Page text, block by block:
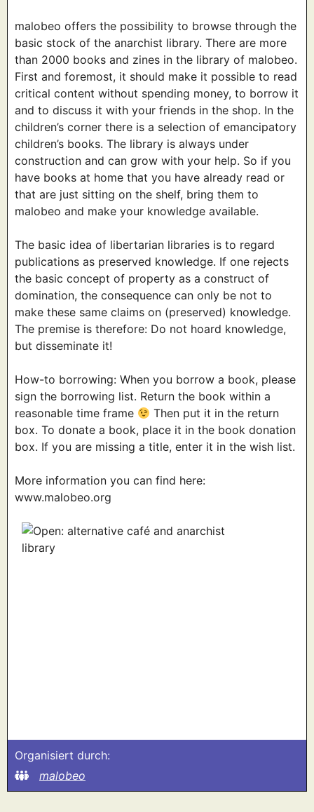
malobeo offers the possibility to browse through the
basic stock of the anarchist library. There are more
than 2000 books and zines in the library of malobeo.
First and foremost, it should make it possible to read
critical content without spending money, to borrow it
and to discuss it with your friends in the shop. In the
children’s corner there is a selection of emancipatory
children’s books. The library is always under
construction and can grow with your help. So if you
have books at home that you have already read or
that are just sitting on the shelf, bring them to
malobeo and make your knowledge available.
The basic idea of libertarian libraries is to regard
publications as preserved knowledge. If one rejects
the basic concept of property as a construct of
domination, the consequence can only be not to
make these same claims on (preserved) knowledge.
The premise is therefore: Do not hoard knowledge,
but disseminate it!
How-to borrowing: When you borrow a book, please
sign the borrowing list. Return the book within a
reasonable time frame
Then put it in the return
box. To donate a book, place it in the book donation
box. If you are missing a title, enter it in the wish list.
More information you can find here:
www.malobeo.org
Organisiert durch:
malobeo